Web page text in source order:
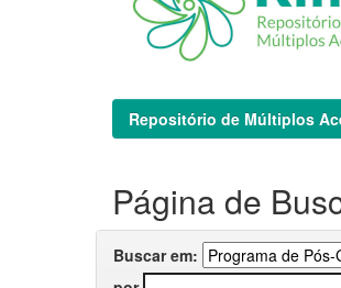
Repositório de Múltiplos
Página de
Buscar em: